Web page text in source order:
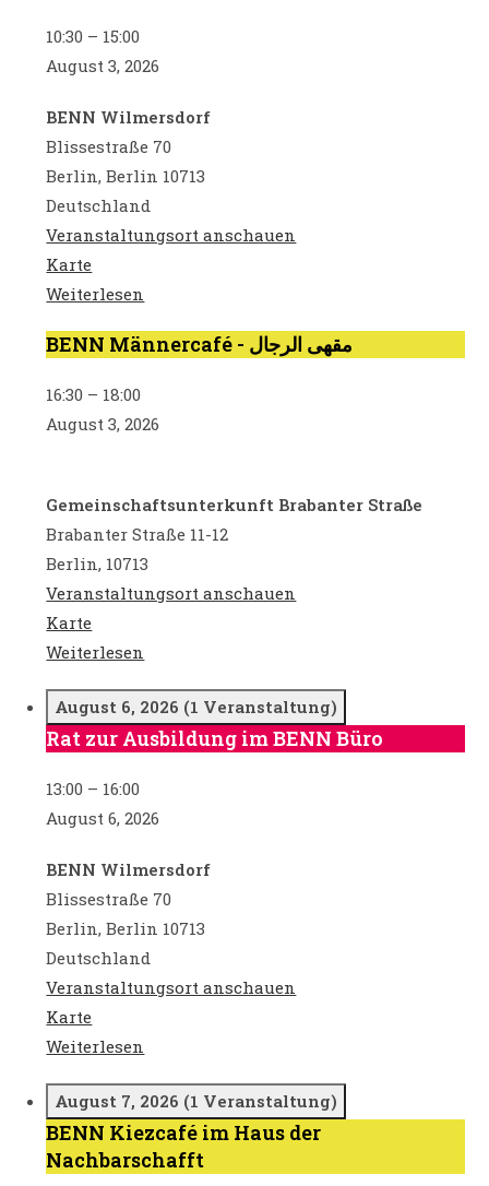
Arabisch
-
الفردي
للنساء
والرجال
10:30 – 15:00
August 3, 2026
BENN Wilmersdorf
Blissestraße 70
Berlin,Berlin 10713
Deutschland
Veranstaltungsort anschauen
KarteBENN
Wilmersdorf
Weiterlesen
BENN
-
مقهى
BENN Männercafé - مقهى الرجال
16:30 – 18:00
August 3, 2026
Gemeinschaftsunterkunft Brabanter Straße
Brabanter Straße 11-12
Berlin, 10713
Veranstaltungsort anschauen
KarteGemeinschaftsunterkunft
Brabanter
Weiterlesen
August 6, 2026 (1 Veranstaltung)
Rat
Ausbildung
im
Büro
Rat zur Ausbildung im BENN Büro
13:00 – 16:00
August 6, 2026
BENN Wilmersdorf
Blissestraße 70
Berlin,Berlin 10713
Deutschland
Veranstaltungsort anschauen
KarteBENN
Wilmersdorf
Weiterlesen
August 7, 2026 (1 Veranstaltung)
BENN
Kiezcafé
BENN Kiezcafé im Haus der
Nachbarschafft